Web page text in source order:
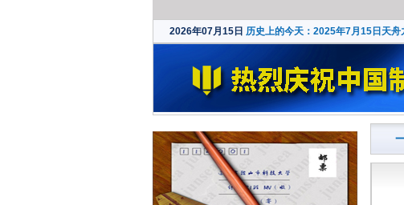
2026年07月15日 历史上的今天：2025年7月15日天舟